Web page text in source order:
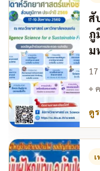
สั
ภู
ม
⌖
ดู